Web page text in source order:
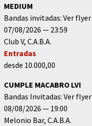
MEDIUM
Bandas invitadas: Ver flyer
07/08/2026
23:59
Club V C.A.B.A.
Entradas
desde 10.000,00
CUMPLE MACABRO LVI
Bandas Invitadas: Ver flyer
08/08/2026
19:00
Melonio Bar C.A.B.A.